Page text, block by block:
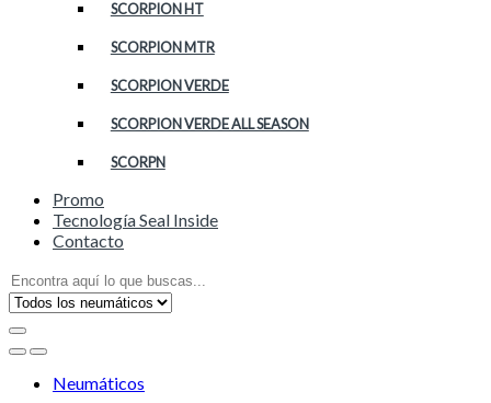
SCORPION HT
SCORPION MTR
SCORPION VERDE
SCORPION VERDE ALL SEASON
SCORPN
Promo
Tecnología Seal Inside
Contacto
Search
for:
OpenClose
Neumáticos